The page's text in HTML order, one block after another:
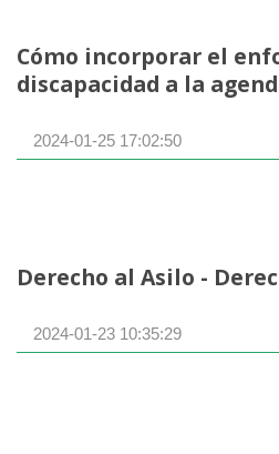
Cómo incorporar el
discapacidad a la
2024-01-25 17:02:50
Derecho al Asilo -
2024-01-23 10:35:29